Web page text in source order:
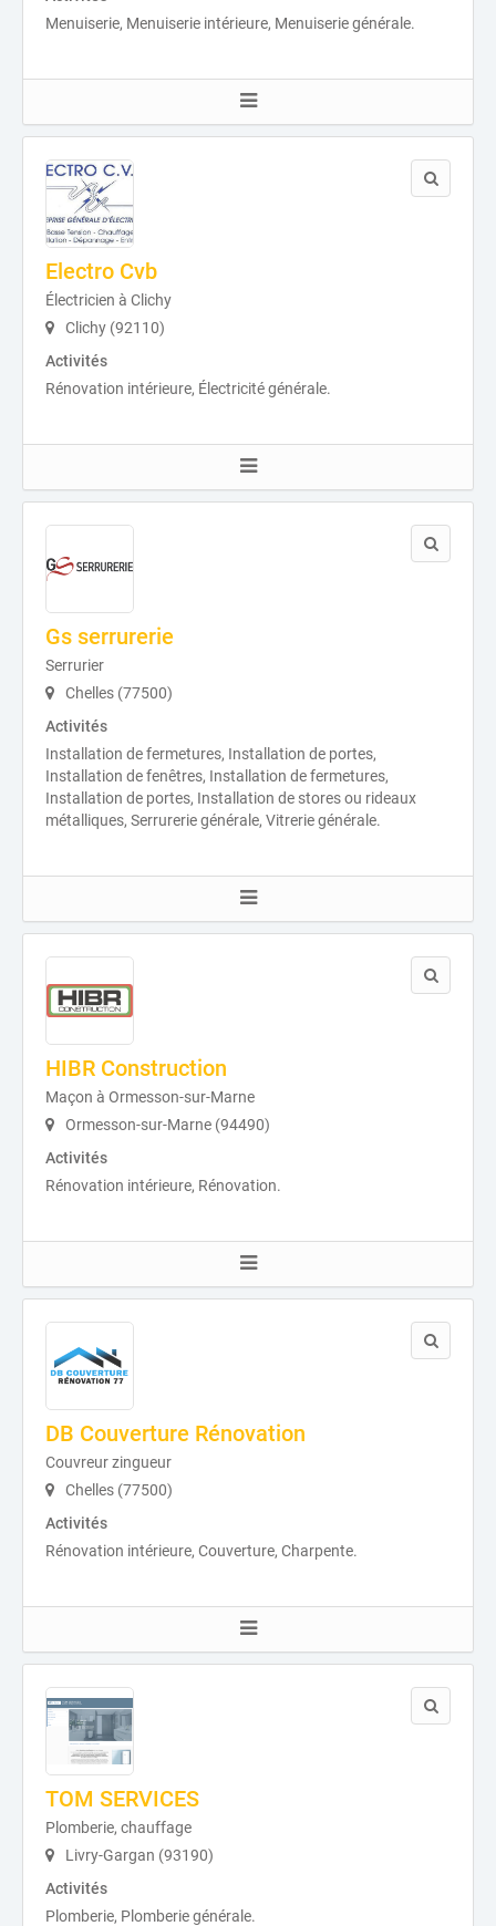
Menuiserie, Menuiserie intérieure, Menuiserie générale.
Electro Cvb
Électricien à Clichy
Clichy (92110)
Activités
Rénovation intérieure, Électricité générale.
Gs serrurerie
Serrurier
Chelles (77500)
Activités
Installation de fermetures, Installation de portes,
Installation de fenêtres, Installation de fermetures,
Installation de portes, Installation de stores ou rideaux
métalliques, Serrurerie générale, Vitrerie générale.
HIBR Construction
Maçon à Ormesson-sur-Marne
Ormesson-sur-Marne (94490)
Activités
Rénovation intérieure, Rénovation.
DB Couverture Rénovation
Couvreur zingueur
Chelles (77500)
Activités
Rénovation intérieure, Couverture, Charpente.
TOM SERVICES
Plomberie, chauffage
Livry-Gargan (93190)
Activités
Plomberie, Plomberie générale.